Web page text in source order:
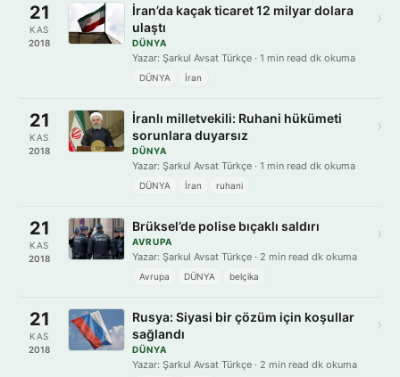
21
KAS
2018
İran’da kaçak ticaret 12 milyar dolara
ulaştı
DÜNYA
Yazar: Şarkul Avsat Türkçe · 1 min read dk okuma
DÜNYA İran
›
21
KAS
2018
İranlı milletvekili: Ruhani hükümeti
sorunlara duyarsız
DÜNYA
Yazar: Şarkul Avsat Türkçe · 1 min read dk okuma
DÜNYA İran ruhani
›
21
KAS
2018
Brüksel’de polise bıçaklı saldırı
AVRUPA
Yazar: Şarkul Avsat Türkçe · 2 min read dk okuma
Avrupa DÜNYA belçika
›
21
KAS
2018
Rusya: Siyasi bir çözüm için koşullar
sağlandı
DÜNYA
Yazar: Şarkul Avsat Türkçe · 2 min read dk okuma
›